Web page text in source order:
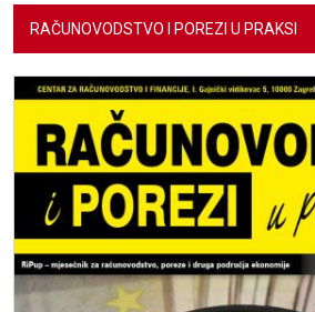
RAČUNOVODSTVO I POREZI U PRAKSI